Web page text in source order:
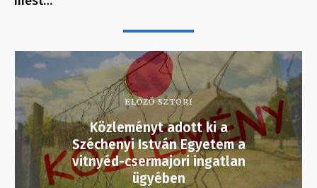
ELŐZŐ SZTORI
Közleményt adott ki a
Széchenyi István Egyetem a
vitnyéd-csermajori ingatlan
ügyében